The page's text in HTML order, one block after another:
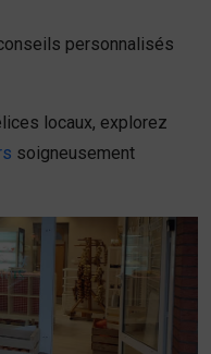
personnalisés
locaux, explorez
soigneusement